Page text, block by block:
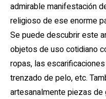
admirable manifestación
religioso de ese enorme
Se puede descubrir este
objetos de uso cotidiano
ropas, las
trenzado de pelo, etc.
artesanalmente piezas